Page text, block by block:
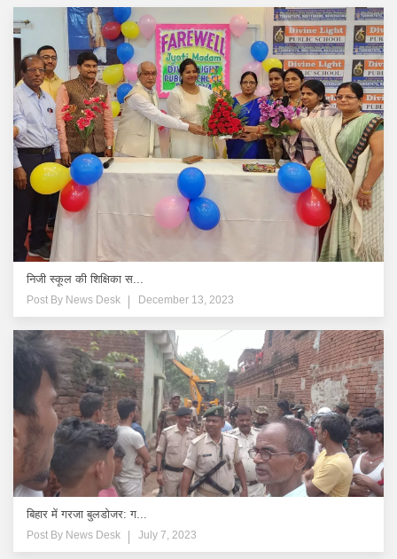
निजी स्कूल की शिक्षिका स...
Post By News Desk December 13, 2023
बिहार में गरजा बुलडोजर: ग...
Post By News Desk July 7, 2023